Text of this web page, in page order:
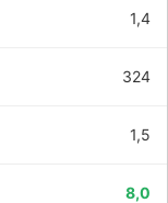
1,4
324
1,5
8,0